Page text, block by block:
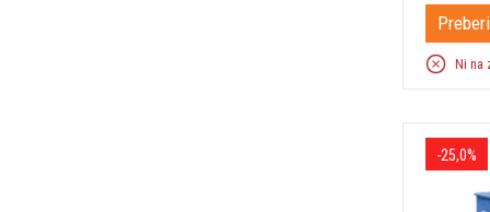
Ni na
-25,0%